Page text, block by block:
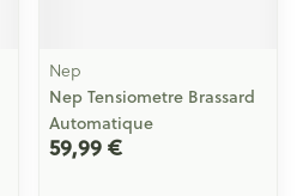
Nep
Nep Tensiometre Brassard
Automatique
59,99 €